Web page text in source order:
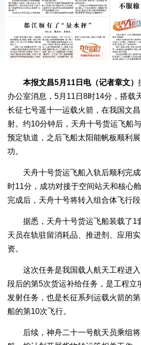
本报文昌5月11日电（记者章文）
办公室消息，5月11日8时14分，搭载
长征七号遥十一运载火箭，在我国文
射。约10分钟后，天舟十号货运飞船
预定轨道，之后飞船太阳能帆板顺利
功。
天舟十号货运飞船入轨后顺利完成
时11分，成功对接于空间站天和核心
完成后，天舟十号将转入组合体飞行段
据悉，天舟十号货运飞船装载了1
天员在轨驻留消耗品、推进剂、应用
资。
这次任务是我国载人航天工程进入
段后的第5次货运补给任务，是工程立
发射任务，也是长征系列运载火箭的
船的第10次飞行。
后续，神舟二十一号航天员乘组将